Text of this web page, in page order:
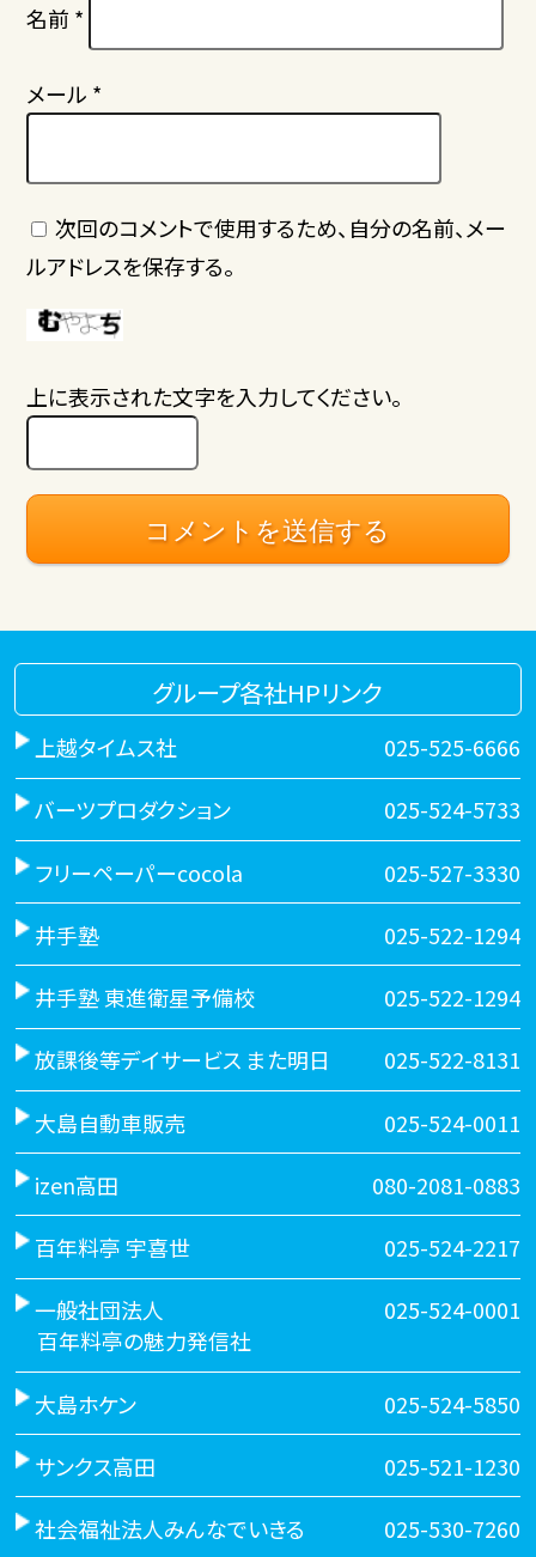
名前 *
メール *
次回のコメントで使用するため、自分の名前、メー
ルアドレスを保存する。
上に表示された文字を入力してください。
グループ各社HPリンク
上越タイムス社 025-525-6666
バーツプロダクション 025-524-5733
フリーペーパーcocola 025-527-3330
井手塾 025-522-1294
井手塾 東進衛星予備校 025-522-1294
放課後等デイサービス また明日 025-522-8131
大島自動車販売 025-524-0011
izen高田 080-2081-0883
百年料亭 宇喜世 025-524-2217
一般社団法人
百年料亭の魅力発信社
025-524-0001
大島ホケン 025-524-5850
サンクス高田 025-521-1230
社会福祉法人みんなでいきる 025-530-7260